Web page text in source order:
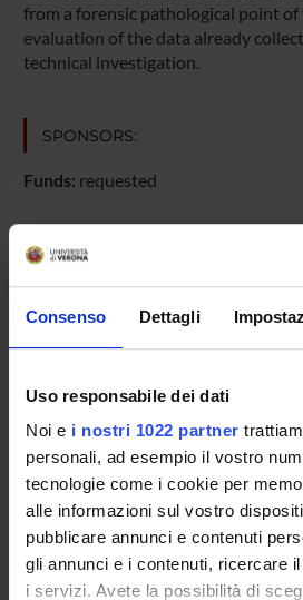
Consenso Dettagli
Uso responsabile dei dati
Noi e i nostri 1022 partner
personali, ad esempio il vostro
tecnologie come i cookie per
alle informazioni sul vostro
pubblicare annunci e contenuti
gli annunci e i contenuti, ricercare
i servizi. Avete la possibilità di
from a forensic pathological point of
evaluation of the data already
technical investigation.
SPONSORS:
Funds: requested
Federica Bortolotti
Full Professor
Franco Tagliaro
SECTIONS
Section of Legal and Occupational